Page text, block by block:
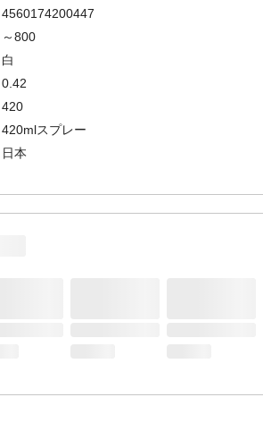
4560174200447
～800
白
0.42
420
420mlスプレー
日本
主成分:ボロンナイトライド、無機バインダ
ー